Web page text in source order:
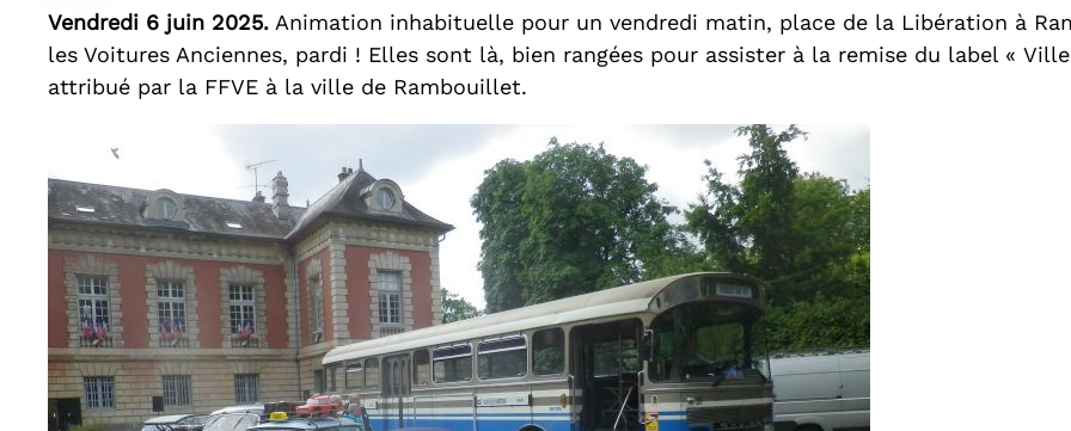
Vendredi 6 juin 2025. Animation inhabituelle pour un vendredi matin, place de la Libération à
les Voitures Anciennes, pardi ! Elles sont là, bien rangées pour assister à la remise du label « Ville
attribué par la FFVE à la ville de Rambouillet.